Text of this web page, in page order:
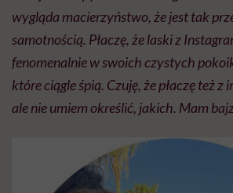
wygląda macierzyństwo, że jest tak
samotnością. Płaczę, że laski z
fenomenalnie w swoich czystych
które ciągle śpią. Czuję, że płaczę też
ale nie umiem określić, jakich. Mam